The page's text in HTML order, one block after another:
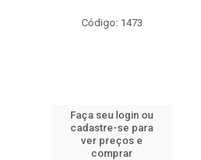
Código: 1473
Faça seu login ou
cadastre-se para
ver preços e
comprar